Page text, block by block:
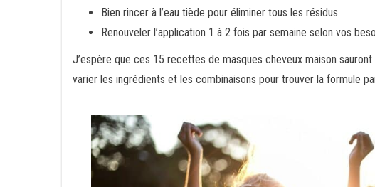
Bien rincer à l’eau tiède pour éliminer tous les résidus
Renouveler l’application 1 à 2 fois par semaine selon vos
J’espère que ces 15 recettes de masques cheveux maison
varier les ingrédients et les combinaisons pour trouver la formule